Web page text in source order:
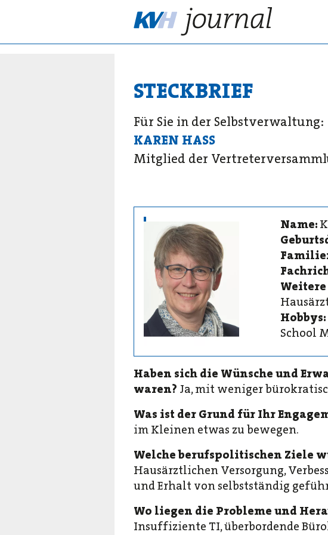
STECKBRIEF
Für Sie in der Selbstverwaltung:
KAREN HASS
Mitglied der
Name:
Hobbys:
School
Haben sich die Wünsche und
waren? Ja, mit weniger
Was ist der Grund für Ihr
im Kleinen etwas zu bewegen.
Welche berufspolitischen Ziele
Hausärztlichen Versorgung,
und Erhalt von selbstständig
Wo liegen die Probleme und
Insuffiziente TI, überbordende